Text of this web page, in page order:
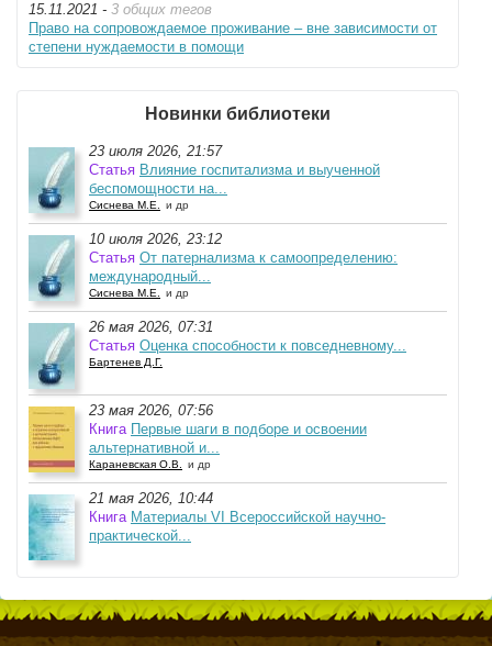
15.11.2021 - 3 общих тегов
Право на сопровождаемое проживание – вне зависимости от
степени нуждаемости в помощи
Новинки библиотеки
23 июля 2026, 21:57
Статья Влияние госпитализма и выученной
беспомощности на...
Сиснева М.Е. и др
10 июля 2026, 23:12
Статья От патернализма к самоопределению:
международный...
Сиснева М.Е. и др
26 мая 2026, 07:31
Статья Оценка способности к повседневному...
Бартенев Д.Г.
23 мая 2026, 07:56
Книга Первые шаги в подборе и освоении
альтернативной и...
Караневская О.В. и др
21 мая 2026, 10:44
Книга Материалы VI Всероссийской научно-
практической...